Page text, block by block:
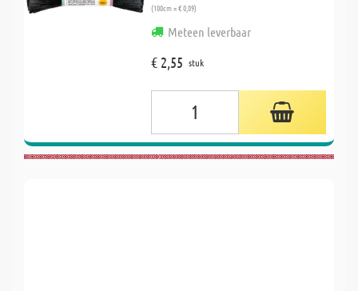
(100cm = € 0,09)
Meteen leverbaar
€ 2,55 stuk